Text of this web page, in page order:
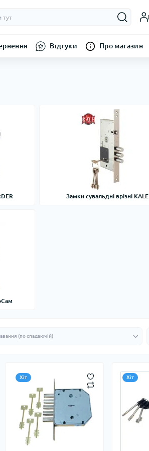
Відгуки Про магазин
Замки сувальдні врізні KALE
Хіт Хіт